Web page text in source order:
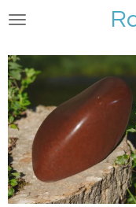
Ga
naar
de
hoofdinhoud